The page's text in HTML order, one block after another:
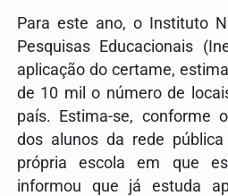
Para este ano, o Instituto
Pesquisas Educacionais
aplicação do certame,
de 10 mil o número de
país. Estima-se, conforme
dos alunos da rede
própria escola em que
informou que já estuda